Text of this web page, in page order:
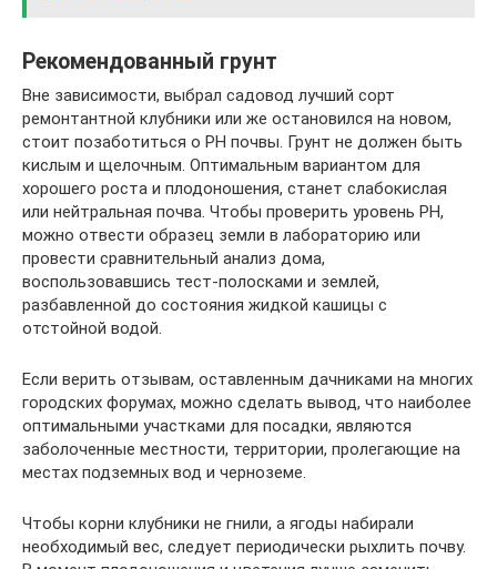
Рекомендованный грунт
Вне зависимости, выбрал садовод лучший сорт
ремонтантной клубники или же остановился на новом,
стоит позаботиться о PH почвы. Грунт не должен быть
кислым и щелочным. Оптимальным вариантом для
хорошего роста и плодоношения, станет слабокислая
или нейтральная почва. Чтобы проверить уровень PH,
можно отвести образец земли в лабораторию или
провести сравнительный анализ дома,
воспользовавшись тест-полосками и землей,
разбавленной до состояния жидкой кашицы с
отстойной водой.
Если верить отзывам, оставленным дачниками на многих
городских форумах, можно сделать вывод, что наиболее
оптимальными участками для посадки, являются
заболоченные местности, территории, пролегающие на
местах подземных вод и черноземе.
Чтобы корни клубники не гнили, а ягоды набирали
необходимый вес, следует периодически рыхлить почву.